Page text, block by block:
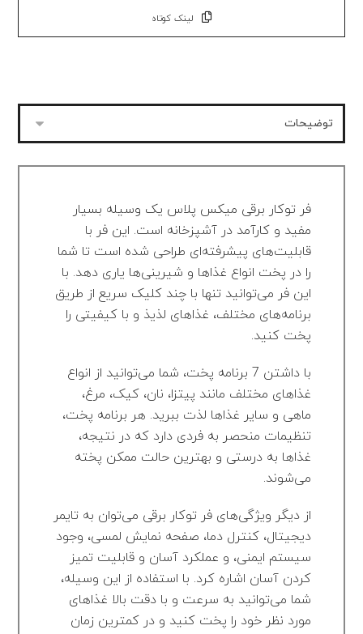
لینک کوتاه
فر توکار برقی میکس پلاس یک وسیله بسیار
مفید و کارآمد در آشپزخانه است. این فر با
قابلیت‌های پیشرفته‌ای طراحی شده است تا شما
را در پخت انواع غذاها و شیرینی‌ها یاری دهد. با
این فر می‌توانید تنها با چند کلیک سریع از طریق
برنامه‌های مختلف، غذاهای لذیذ و با کیفیتی را
پخت کنید.
با داشتن 7 برنامه پخت، شما می‌توانید از انواع
غذاهای مختلف مانند پیتزا، نان، کیک، مرغ،
ماهی و سایر غذاها لذت ببرید. هر برنامه پخت،
تنظیمات منحصر به فردی دارد که در نتیجه،
غذاها به درستی و بهترین حالت ممکن پخته
می‌شوند.
از دیگر ویژگی‌های فر توکار برقی می‌توان به تایمر
دیجیتال، کنترل دما، صفحه نمایش لمسی، وجود
سیستم ایمنی، و عملکرد آسان و قابلیت تمیز
کردن آسان اشاره کرد. با استفاده از این وسیله،
شما می‌توانید به سرعت و با دقت بالا غذاهای
مورد نظر خود را پخت کنید و در کمترین زمان